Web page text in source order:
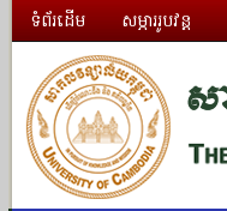
ទំព័រដើម សម្ភាររូបវន្ត